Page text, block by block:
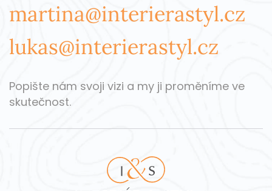
martina@interierastyl.cz
lukas@interierastyl.cz
Popište nám svoji vizi a my ji proměníme ve
skutečnost.